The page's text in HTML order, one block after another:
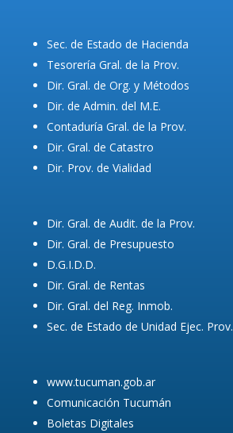
Sec. de Estado de Hacienda
Tesorería Gral. de la Prov.
Dir. Gral. de Org. y Métodos
Dir. de Admin. del M.E.
Contaduría Gral. de la Prov.
Dir. Gral. de Catastro
Dir. Prov. de Vialidad
Dir. Gral. de Audit. de la Prov.
Dir. Gral. de Presupuesto
D.G.I.D.D.
Dir. Gral. de Rentas
Dir. Gral. del Reg. Inmob.
Sec. de Estado de Unidad Ejec. Prov.
www.tucuman.gob.ar
Comunicación Tucumán
Boletas Digitales